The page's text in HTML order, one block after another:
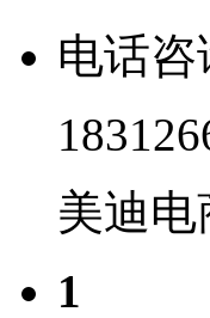
电话咨
美迪电
1